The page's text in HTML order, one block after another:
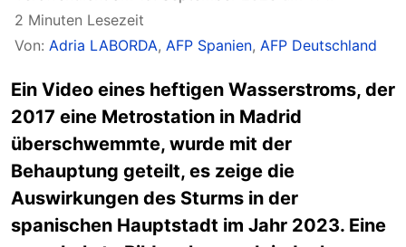
2 Minuten Lesezeit
Von: Adria LABORDA, AFP Spanien, AFP Deutschland
Ein Video eines heftigen Wasserstroms, der
2017 eine Metrostation in Madrid
überschwemmte, wurde mit der
Behauptung geteilt, es zeige die
Auswirkungen des Sturms in der
spanischen Hauptstadt im Jahr 2023. Eine